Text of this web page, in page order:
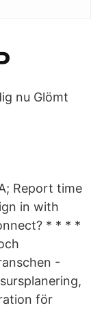
nu Glömt
Report time
in with
* * * *
-
för